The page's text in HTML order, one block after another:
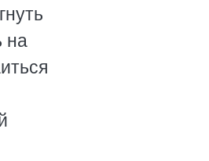
на